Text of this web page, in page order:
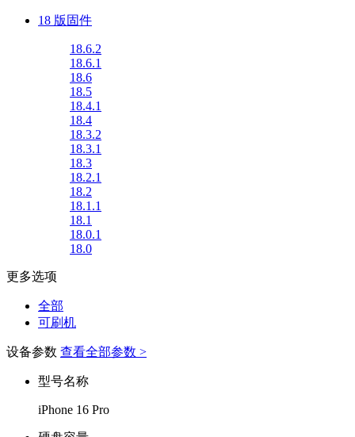
18 版固件
18.6.2
18.6.1
18.6
18.5
18.4.1
18.4
18.3.2
18.3.1
18.3
18.2.1
18.2
18.1.1
18.1
18.0.1
18.0
更多选项
全部
可刷机
设备参数 查看全部参数 >
型号名称
iPhone 16 Pro